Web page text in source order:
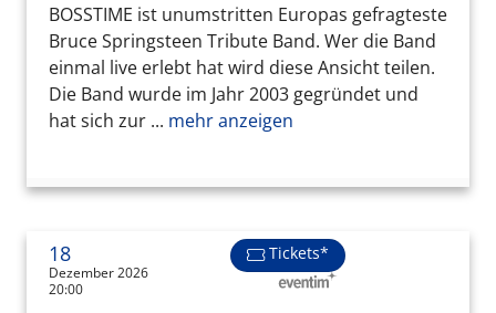
BOSSTIME ist unumstritten Europas gefragteste
Bruce Springsteen Tribute Band. Wer die Band
einmal live erlebt hat wird diese Ansicht teilen.
Die Band wurde im Jahr 2003 gegründet und
hat sich zur ... mehr anzeigen
18
Dezember 2026
20:00
Tickets*